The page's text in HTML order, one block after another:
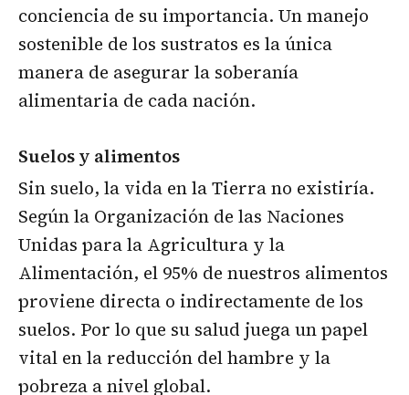
conciencia de su importancia. Un manejo
sostenible de los sustratos es la única
manera de asegurar la soberanía
alimentaria de cada nación.
Suelos y alimentos
Sin suelo, la vida en la Tierra no existiría.
Según la Organización de las Naciones
Unidas para la Agricultura y la
Alimentación, el 95% de nuestros alimentos
proviene directa o indirectamente de los
suelos. Por lo que su salud juega un papel
vital en la reducción del hambre y la
pobreza a nivel global.